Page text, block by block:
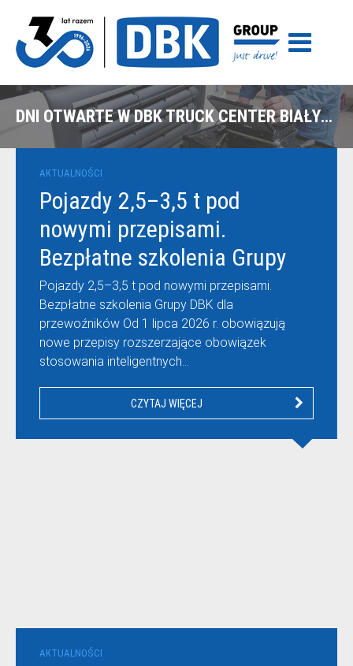
DNI OTWARTE W DBK TRUCK CENTER BIAŁYSTOK
AKTUALNOŚCI
Pojazdy 2,5–3,5 t pod
nowymi przepisami.
Bezpłatne szkolenia Grupy
DBK dla przewoźników
Pojazdy 2,5–3,5 t pod nowymi przepisami.
Bezpłatne szkolenia Grupy DBK dla
przewoźników Od 1 lipca 2026 r. obowiązują
nowe przepisy rozszerzające obowiązek
stosowania inteligentnych…
CZYTAJ WIĘCEJ
AKTUALNOŚCI